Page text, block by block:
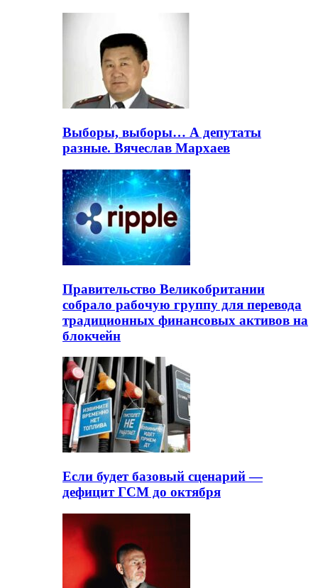
Выборы, выборы… А депутаты
разные. Вячеслав Мархаев
Правительство Великобритании
собрало рабочую группу для перевода
традиционных финансовых активов на
блокчейн
Если будет базовый сценарий —
дефицит ГСМ до октября